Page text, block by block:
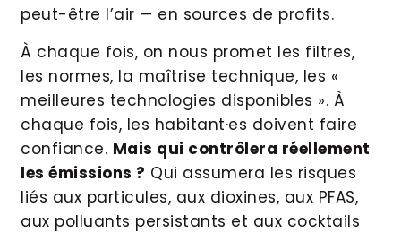
peut-être l’air — en sources de profits.
À chaque fois, on nous promet les filtres,
les normes, la maîtrise technique, les «
meilleures technologies disponibles ». À
chaque fois, les habitant·es doivent faire
confiance. Mais qui contrôlera réellement
les émissions ? Qui assumera les risques
liés aux particules, aux dioxines, aux PFAS,
aux polluants persistants et aux cocktails